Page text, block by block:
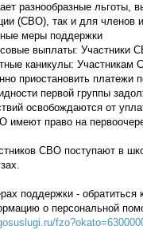
разнообразные льготы,
(СВО), так и для членов
меры поддержки
выплаты: Участники
каникулы: Участникам
приостановить платежи
первой группы
освобождаются от
имеют право на
СВО поступают в
поддержки - обратиться
о персональной